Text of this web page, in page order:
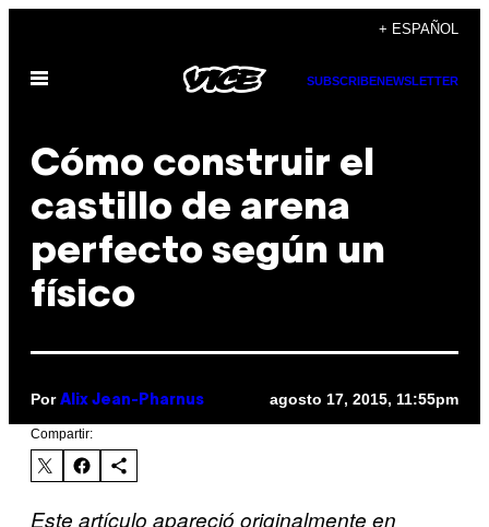
contenido
+ ESPAÑOL
Abrir
SUBSCRIBENEWSLETTER
Cómo construir el
castillo de arena
perfecto según un
físico
Por Alix Jean-Pharnus agosto 17, 2015, 11:55pm
Compartir:
Este artículo apareció originalmente en